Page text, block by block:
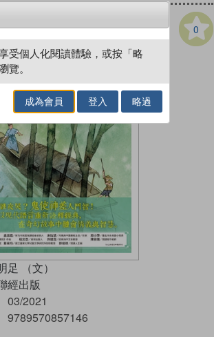
0
足 （文）
經出版
03/2021
9789570857146
受個人化閱讀體驗，或按「略
覽。
成為會員 登入 略過